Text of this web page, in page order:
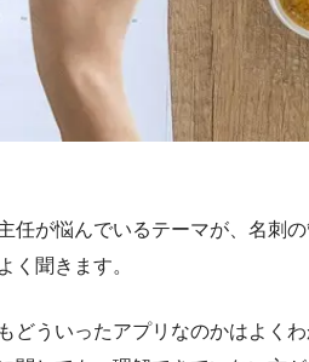
任が悩んでいるテーマが、名刺
く聞きます。
どういったアプリなのかはよく